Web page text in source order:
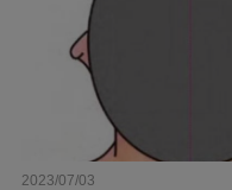
2023/07/03